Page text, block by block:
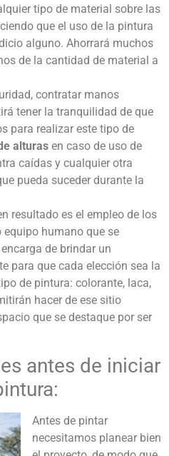
tipo de material sobre las
que el uso de la pintura
alguno. Ahorrará muchos
de la cantidad de material a
contratar manos
tener la tranquilidad de que
para realizar este tipo de
alturas en caso de uso de
caídas y cualquier otra
pueda suceder durante la
resultado es el empleo de los
equipo humano que se
de brindar un
para que cada elección sea la
de pintura: colorante, laca,
hacer de ese sitio
que se destaque por ser
antes de iniciar
Antes de pintar
necesitamos planear bien